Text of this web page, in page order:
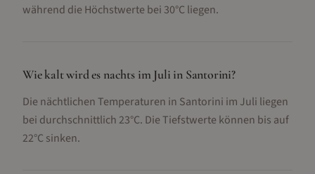
während die Höchstwerte bei 30°C liegen.
Wie kalt wird es nachts im Juli in Santorini?
Die nächtlichen Temperaturen in Santorini im Juli liegen
bei durchschnittlich 23°C. Die Tiefstwerte können bis auf
22°C sinken.